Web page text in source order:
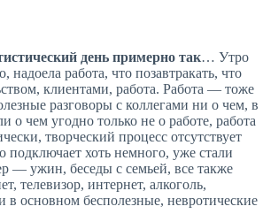
день примерно так… Утро
работа, что позавтракать, что
клиентами, работа. Работа — тоже
разговоры с коллегами ни о чем, в
о чем угодно только не о работе, работа
творческий процесс отсутствует
подключает хоть немного, уже стали
— ужин, беседы с семьей, все также
телевизор, интернет, алкоголь,
основном бесполезные, невротические